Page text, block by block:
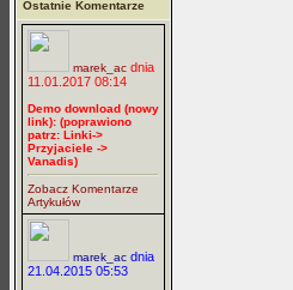
Ostatnie Komentarze
marek_ac dnia
11.01.2017 08:14
Demo download (nowy
link): (poprawiono
patrz: Linki->
Przyjaciele ->
Vanadis)
Zobacz Komentarze
Artykułów
marek_ac dnia
21.04.2015 05:53